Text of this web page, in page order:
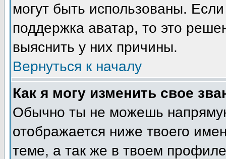
могут быть использованы.
поддержка аватар, то это
выяснить у них причины.
Вернуться к началу
Как я могу изменить свое
Обычно ты не можешь
отображается ниже твоего
теме, а так же в твоем